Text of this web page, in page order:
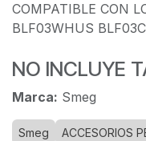
COMPATIBLE CON
BLF03WHUS
NO INCLUYE
Marca: Smeg
Smeg
ACCESORIOS